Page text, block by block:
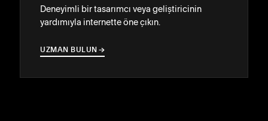
Deneyimli bir tasarımcı veya geliştiricinin
yardımıyla internette öne çıkın.
UZMAN BULUN →
→